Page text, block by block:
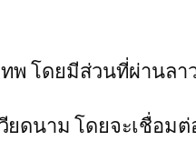
ทพ โดยมีส่วนที่ผ่านล
ยดนาม โดยจะเชื่อม